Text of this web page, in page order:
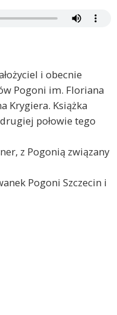
i obecnie
Pogoni im. Floriana
Krygiera. Książka
połowie tego
z Pogonią związany
Pogoni Szczecin i